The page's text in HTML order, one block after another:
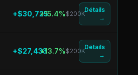
+$30,725+15.4%$200K
Détails
→
+$27,433+13.7%$200K
Détails
→